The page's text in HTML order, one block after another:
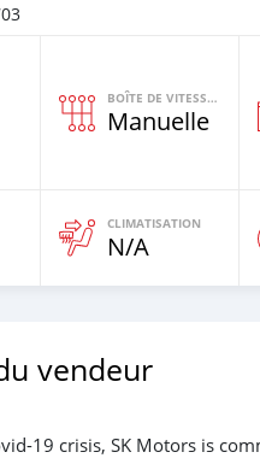
BOÎTE DE VITESSES
Manuelle
CLIMATISATION
N/A
vendeur
19 crisis, SK Motors is